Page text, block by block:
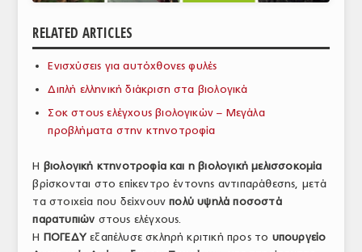
ΕΜΠΟΡΙΚΟΣ ΚΑΤΑΛΟΓΟΣ
ΠΑΡΑΓΩΓΗ & ΕΜΠΟΡΙΑ
ΠΡΩΤΕΣ ΥΛΕΣ
ΕΞΟΠΛΙΣΜΟΣ
ΥΠΗΡΕΣΙΕΣ
ΕΜΠΟΡΙΚΟΙ ΑΝΤΙΠΡΟΣΩΠΟΙ
RELATED ARTICLES
Ενισχύσεις για αυτόχθονες φυλές
Διπλή ελληνική διάκριση στα βιολογικά
Σοκ στους ελέγχους βιολογικών – Μεγάλα
προβλήματα στην κτηνοτροφία
Η βιολογική κτηνοτροφία και η βιολογική μελισσοκομία
βρίσκονται στο επίκεντρο έντονης αντιπαράθεσης, μετά
τα στοιχεία που δείχνουνπολύ υψηλά ποσοστά
παρατυπιών στους ελέγχους.
Η ΠΟΓΕΔΥεξαπέλυσε σκληρή κριτική προς το υπουργείο